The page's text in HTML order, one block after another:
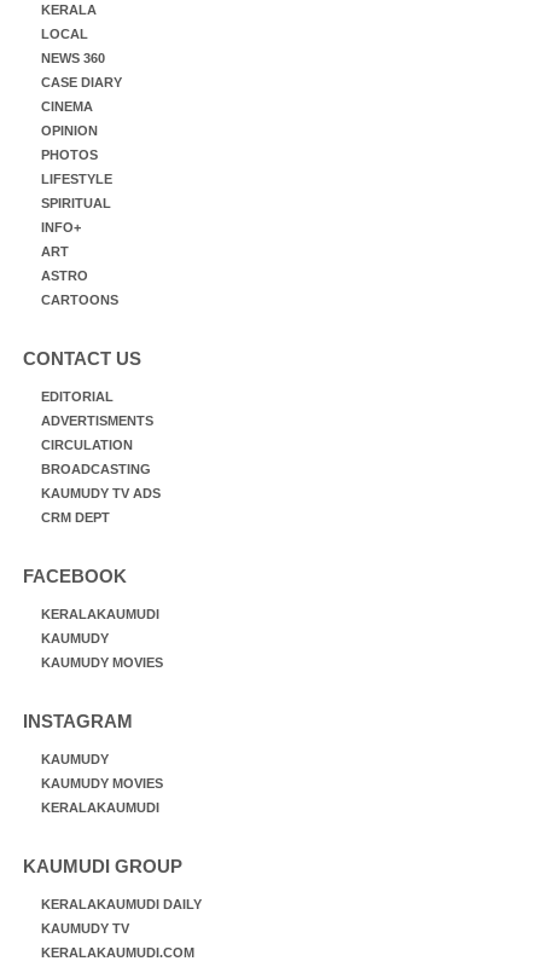
KERALA
LOCAL
NEWS 360
CASE DIARY
CINEMA
OPINION
PHOTOS
LIFESTYLE
SPIRITUAL
INFO+
ART
ASTRO
CARTOONS
CONTACT US
EDITORIAL
ADVERTISMENTS
CIRCULATION
BROADCASTING
KAUMUDY TV ADS
CRM DEPT
FACEBOOK
KERALAKAUMUDI
KAUMUDY
KAUMUDY MOVIES
INSTAGRAM
KAUMUDY
KAUMUDY MOVIES
KERALAKAUMUDI
KAUMUDI GROUP
KERALAKAUMUDI DAILY
KAUMUDY TV
KERALAKAUMUDI.COM